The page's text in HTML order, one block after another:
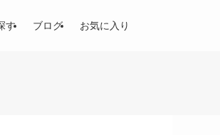
す ブログ お気に入り